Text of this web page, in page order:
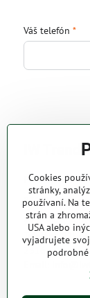
Váš telefón *
IW Trend
Pri Majeri 6
831 06
Web:
Telefón: (02)
Cookies
stránky,
používaní. Na
strán a
USA alebo
vyjadrujete